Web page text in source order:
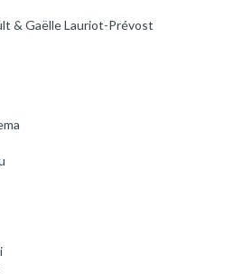
& Gaëlle Lauriot-Prévost